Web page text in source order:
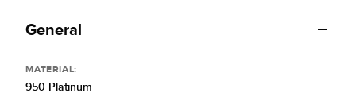
General
MATERIAL:
950 Platinum